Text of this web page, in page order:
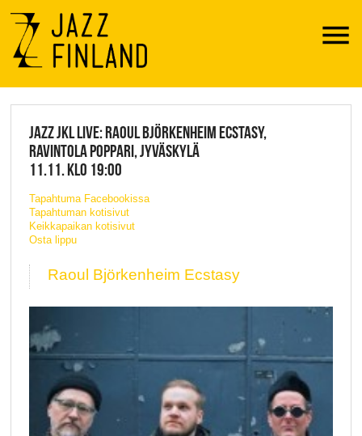
Menu
JAZZ FINLAND LIVE
JAZZ JKL LIVE: RAOUL BJÖRKENHEIM ECSTASY,
RAVINTOLA POPPARI, JYVÄSKYLÄ
11.11. KLO 19:00
Tapahtuma Facebookissa
Tapahtuman kotisivut
Keikkapaikan kotisivut
Osta lippu
Raoul Björkenheim Ecstasy